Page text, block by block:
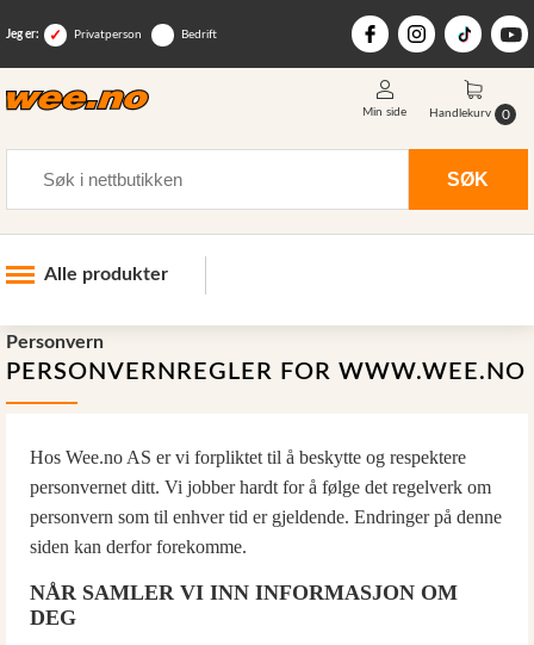
Jeg er: Privatperson Bedrift
SØK
Min side Handlekurv 0
Alle produkter
Industri og anlegg
Skogsutstyr
Hjem, hage, fritid og sjø
Vinter og snøutstyr
Reservedeler
Nye Wee produkter
Personvern
PERSONVERNREGLER FOR WWW.WEE.NO
Hos Wee.no AS er vi forpliktet til å beskytte og respektere
personvernet ditt. Vi jobber hardt for å følge det regelverk om
personvern som til enhver tid er gjeldende. Endringer på denne
siden kan derfor forekomme.
NÅR SAMLER VI INN INFORMASJON OM
DEG